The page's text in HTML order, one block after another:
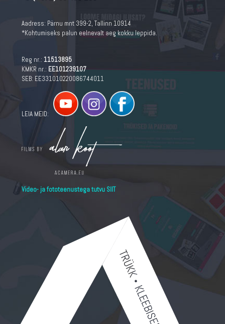
Aadress: Pärnu mnt 399-2, Tallinn 10914
*Kohtumiseks palun eelnevalt aeg kokku leppida.
Reg nr.: 11513895
KMKR nr.: EE101239107
SEB: EE331010220086744011
LEIA MEID:
Video- ja fototeenustega tutvu SIIT